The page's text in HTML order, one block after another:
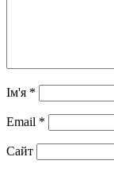
Ім'я *
Email *
Сайт